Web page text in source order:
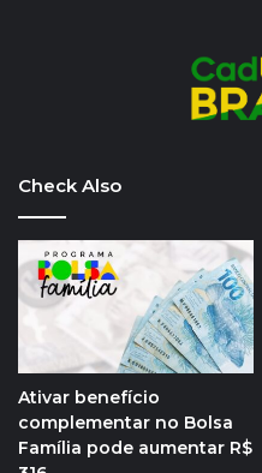
Check Also
Ativar benefício
complementar no Bolsa
Família pode aumentar R$